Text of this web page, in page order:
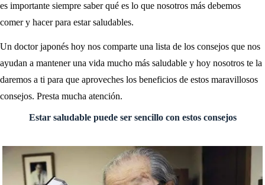
es importante siempre saber qué es lo que nosotros más debemos
comer y hacer para estar saludables.
Un doctor japonés hoy nos comparte una lista de los consejos que nos
ayudan a mantener una vida mucho más saludable y hoy nosotros te la
daremos a ti para que aproveches los beneficios de estos maravillosos
consejos. Presta mucha atención.
Estar saludable puede ser sencillo con estos consejos